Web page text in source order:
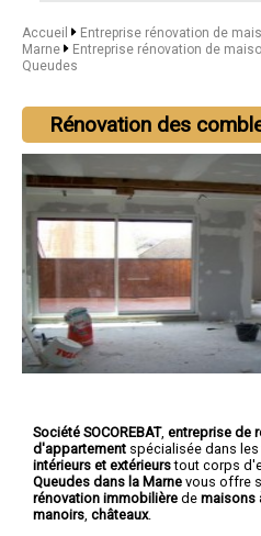
Accueil
Entreprise rénovation de
Marne
Entreprise rénovation de
Queudes
Rénovation des
Société SOCOREBAT, entreprise de
d'appartement spécialisée dans les
intérieurs et extérieurstout corps
Queudes dans la Marne vous offre
rénovation immobilière de maisons
manoirs châteaux.